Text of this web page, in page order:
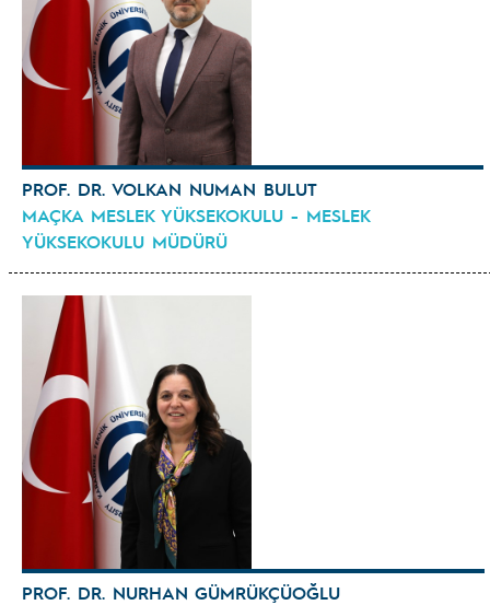
PROF. DR. VOLKAN NUMAN BULUT
MAÇKA MESLEK YÜKSEKOKULU - MESLEK
YÜKSEKOKULU MÜDÜRÜ
PROF. DR. NURHAN GÜMRÜKÇÜOĞLU